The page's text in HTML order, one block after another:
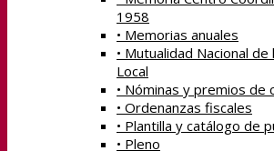
1958
• Memorias anuales
• Mutualidad Nacional
Local
• Nóminas y premios de
• Ordenanzas fiscales
• Plantilla y catálogo de
• Pleno